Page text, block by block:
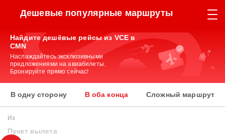
Дешевые популярные маршруты
Найдите дешёвые рейсы из VCE в
CMN
Наслаждайтесь эксклюзивными
предложениями на авиабилеты.
Бронируйте прямо сейчас!
В одну сторону В оба конца Сложный маршрут
Из
Пункт вылета